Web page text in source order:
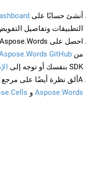
أنشئ حسابًا على
التطبيقات وتفاصيل
من GitHub
SDK بنفسك أو توجه إلى
Aألق نظرة أيضًا على مرجع واجهة برمجة التطبيقات المستند إلى Swagger لـ
Aspose.Words و